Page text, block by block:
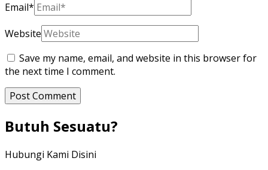
Email*
Website
Save my name, email, and website in this browser for
the next time I comment.
Butuh Sesuatu?
Hubungi Kami Disini